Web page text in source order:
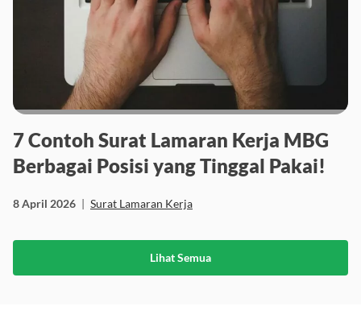
7 Contoh Surat Lamaran Kerja MBG
Berbagai Posisi yang Tinggal Pakai!
8 April 2026 Surat Lamaran Kerja
Lihat Semua